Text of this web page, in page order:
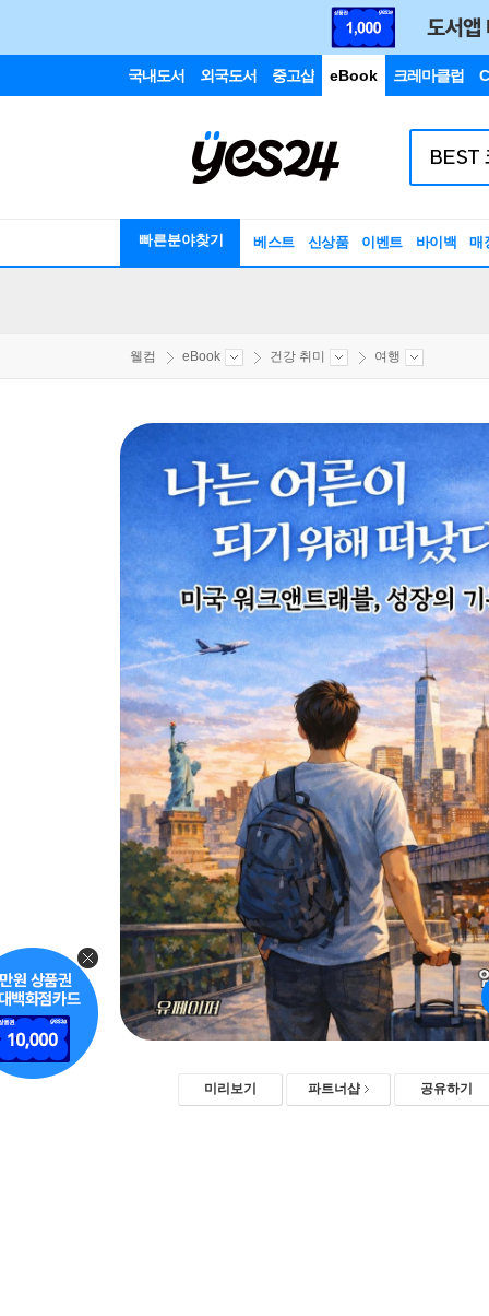
국내도서 외국도서 중고샵 eBook 크레마클럽
빠른분야찾기 베스트 신상품 이벤트 바이백 매
웰컴 eBook 건강 취미 여행
미리보기 파트너샵 공유하기